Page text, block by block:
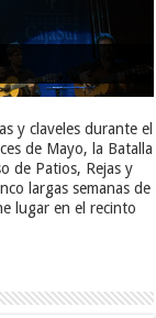
y claveles durante el
de Mayo, la Batalla
de Patios, Rejas y
largas semanas de
lugar en el recinto